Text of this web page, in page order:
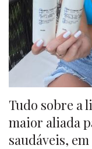
Tudo sobre a
maior aliada
saudáveis, em